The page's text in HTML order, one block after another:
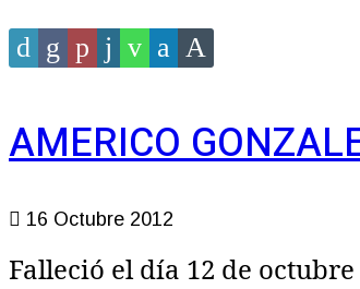
AMERICO
16 Octubre 2012
Falleció el día 12 de octubre